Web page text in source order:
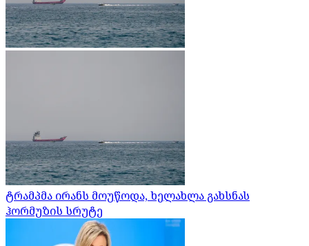
ტრამპმა ირანს მოუწოდა, ხელახლა გახსნას
ჰორმუზის სრუტე